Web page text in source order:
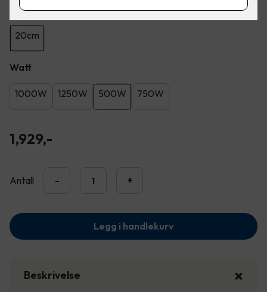
Størrelse
20cm
Watt
1000W 1250W 500W 750W
1,929,-
Antall - +
Legg i handlekurv
Beskrivelse